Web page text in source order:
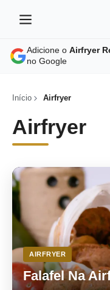
Adicione o Airfryer
no Google
Início Airfryer
Airfryer
AIRFRYER
Falafel Na